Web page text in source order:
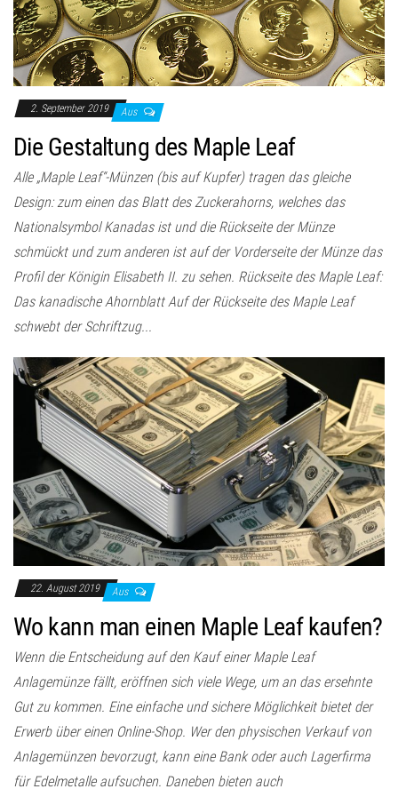
2. September 2019 Aus
Die Gestaltung des Maple Leaf
Alle „Maple Leaf“-Münzen (bis auf Kupfer) tragen das gleiche
Design: zum einen das Blatt des Zuckerahorns, welches das
Nationalsymbol Kanadas ist und die Rückseite der Münze
schmückt und zum anderen ist auf der Vorderseite der Münze das
Profil der Königin Elisabeth II. zu sehen. Rückseite des Maple Leaf:
Das kanadische Ahornblatt Auf der Rückseite des Maple Leaf
schwebt der Schriftzug...
22. August 2019 Aus
Wo kann man einen Maple Leaf kaufen?
Wenn die Entscheidung auf den Kauf einer Maple Leaf
Anlagemünze fällt, eröffnen sich viele Wege, um an das ersehnte
Gut zu kommen. Eine einfache und sichere Möglichkeit bietet der
Erwerb über einen Online-Shop. Wer den physischen Verkauf von
Anlagemünzen bevorzugt, kann eine Bank oder auch Lagerfirma
für Edelmetalle aufsuchen. Daneben bieten auch